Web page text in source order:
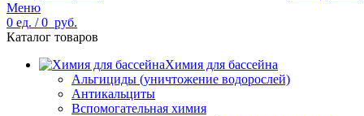
Меню
0 ед. / 0 руб.
Каталог товаров
Химия для бассейна
Альгициды (уничтожение водорослей)
Антикальциты
Вспомогательная химия